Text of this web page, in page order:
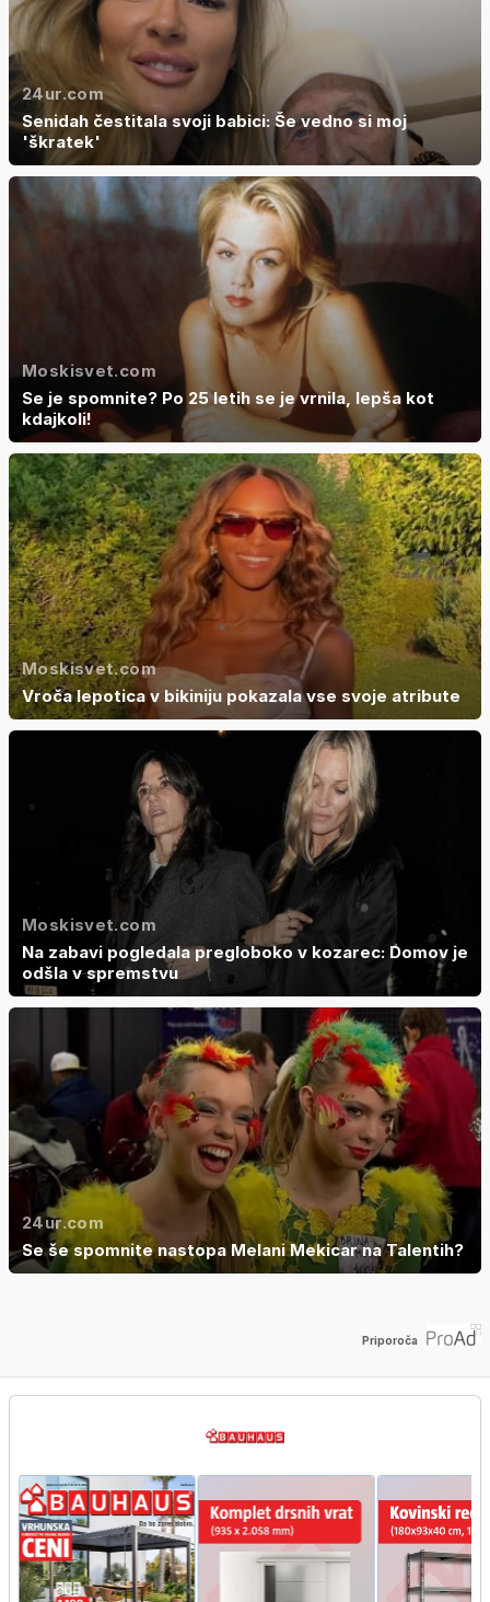
24ur.com
Senidah čestitala svoji babici: Še vedno si moj
'škratek'
Moskisvet.com
Se je spomnite? Po 25 letih se je vrnila, lepša kot
kdajkoli!
Moskisvet.com
Vroča lepotica v bikiniju pokazala vse svoje atribute
Moskisvet.com
Na zabavi pogledala pregloboko v kozarec: Domov je
odšla v spremstvu
24ur.com
Se še spomnite nastopa Melani Mekicar na Talentih?
Priporoča